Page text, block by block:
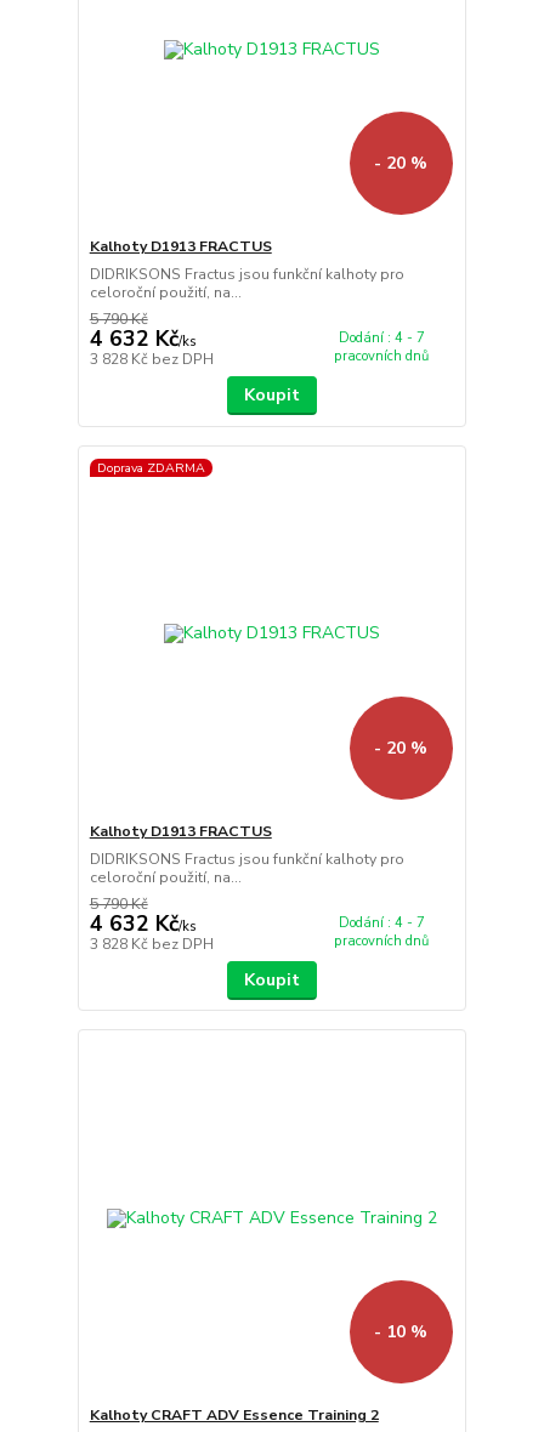
- 20 %
Kalhoty D1913 FRACTUS
DIDRIKSONS Fractus jsou funkční kalhoty pro
celoroční použití, na...
5 790 Kč
4 632 Kč/ks
3 828 Kč bez DPH
Dodání : 4 - 7
pracovních dnů
Koupit
Doprava ZDARMA
- 20 %
Kalhoty D1913 FRACTUS
DIDRIKSONS Fractus jsou funkční kalhoty pro
celoroční použití, na...
5 790 Kč
4 632 Kč/ks
3 828 Kč bez DPH
Dodání : 4 - 7
pracovních dnů
Koupit
- 10 %
Kalhoty CRAFT ADV Essence Training 2